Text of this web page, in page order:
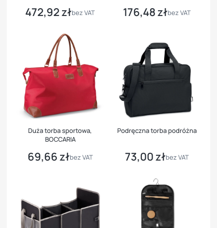
Cena
472,92 złbez VAT Cena
176,48 złbez VAT
Duża torba sportowa,
BOCCARIA
Cena
69,66 złbez VAT
Podręczna torba podróżna
Cena
73,00 złbez VAT